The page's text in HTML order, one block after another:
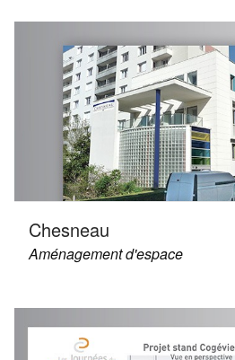
Chesneau
Aménagement d'espace